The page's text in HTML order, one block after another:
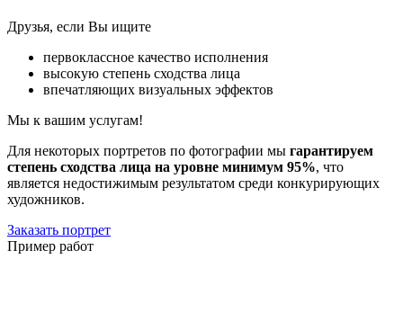
Друзья, если Вы ищите
первоклассное качество исполнения
высокую степень сходства лица
впечатляющих визуальных эффектов
Мы к вашим услугам!
Для некоторых портретов по фотографии мы гарантируем
степень сходства лица на уровне минимум 95%, что
является недостижимым результатом среди конкурирующих
художников.
Заказать портрет
Пример работ